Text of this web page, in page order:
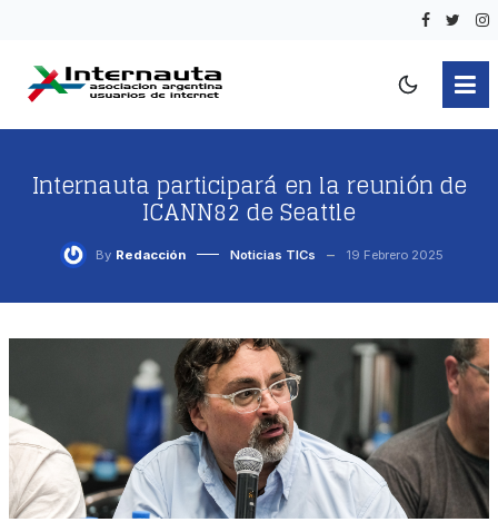
Internauta participará en la reunión de
ICANN82 de Seattle
By Redacción Noticias TICs 19 Febrero 2025